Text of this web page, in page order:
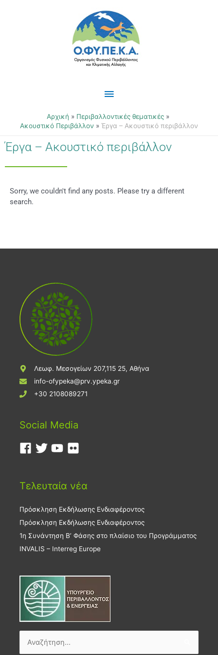
Κύριο
Μενού
Αρχική
Περιβαλλοντικές θεματικές
Ακουστικό Περιβάλλον
Έργα – Ακουστικό περιβάλλον
Έργα – Ακουστικό περιβάλλον
Sorry, we couldn't find any posts. Please try a different
search.
Λεωφ. Μεσογείων 207,115 25, Αθήνα
info-ofypeka@prv.ypeka.gr
+30 2108089271
Social Media
Τελευταία νέα
Πρόσκληση Εκδήλωσης Ενδιαφέροντος
Πρόσκληση Εκδήλωσης Ενδιαφέροντος
1η Συνάντηση Β’ Φάσης στο πλαίσιο του Προγράμματος
INVALIS – Interreg Europe
Αναζήτηση